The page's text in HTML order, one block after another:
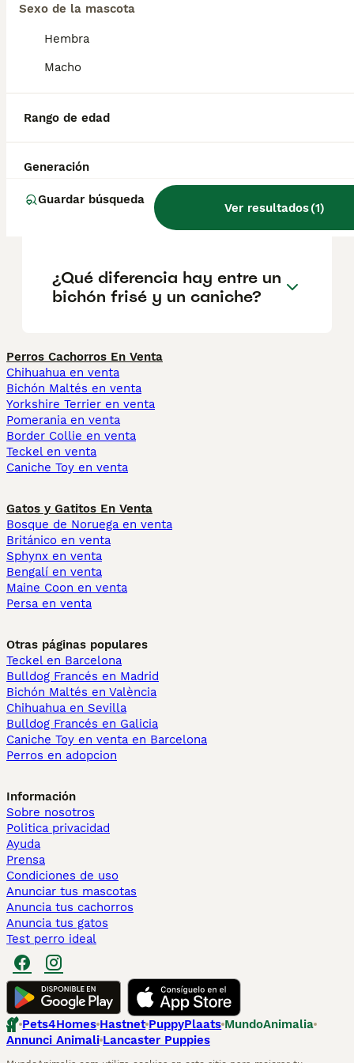
Sexo de la mascota
Hembra
Macho
Rango de edad
Generación
Guardar búsqueda
Ver resultados(1)
salud y el bienestar de los animales.
de comprometerse siempre es la mejor
decisión.
¿Es difícil enseñar a un
¿Cómo saber si mi perro es
bichón frisé?
¿Qué diferencia hay entre un
bichón frisé y un caniche?
Perros Cachorros En Venta
Chihuahua en venta
Bichón Maltés en venta
Yorkshire Terrier en venta
Pomerania en venta
Border Collie en venta
Teckel en venta
Caniche Toy en venta
Gatos y Gatitos En Venta
Bosque de Noruega en venta
Británico en venta
Sphynx en venta
Bengalí en venta
Maine Coon en venta
Persa en venta
Otras páginas populares
Teckel en Barcelona
Bulldog Francés en Madrid
Bichón Maltés en València
Chihuahua en Sevilla
Bulldog Francés en Galicia
Caniche Toy en venta en Barcelona
Perros en adopcion
Información
Sobre nosotros
Politica privacidad
Ayuda
Prensa
Condiciones de uso
Anunciar tus mascotas
Anuncia tus cachorros
Anuncia tus gatos
Test perro ideal
Pets4Homes Hastnet PuppyPlaats MundoAnimalia
Annunci Animali Lancaster Puppies